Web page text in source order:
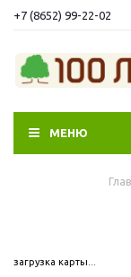
+7 (8652) 99-22-02
МЕНЮ
загрузка карты...